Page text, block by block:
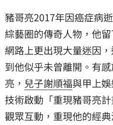
豬哥亮2017年因癌症病
綜藝圈的傳奇人物，他
網路上更出現大量迷因
到他似乎未曾離開。有
亮， 兒子謝順福與甲上
技術啟動「重現豬哥亮
觀眾互動，重現他的經